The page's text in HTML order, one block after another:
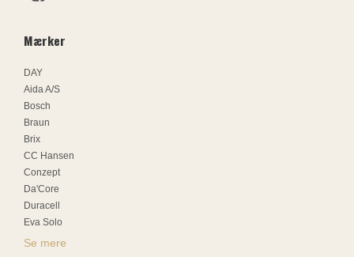
Mærker
DAY
Aida A/S
Bosch
Braun
Brix
CC Hansen
Conzept
Da'Core
Duracell
Eva Solo
Se mere